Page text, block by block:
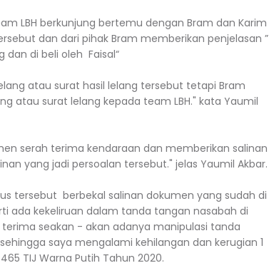
LBH berkunjung bertemu dengan Bram dan Karim
dan dari pihak Bram memberikan penjelasan ”
di beli oleh Faisal“
atau surat hasil lelang tersebut tetapi Bram
atau surat lelang kepada team LBH." kata Yaumil
serah terima kendaraan dan memberikan salinan
yang jadi persoalan tersebut." jelas Yaumil Akbar.
tersebut berbekal salinan dokumen yang sudah di
ada kekeliruan dalam tanda tangan nasabah di
seakan - akan adanya manipulasi tanda
saya mengalami kehilangan dan kerugian 1
TIJ Warna Putih Tahun 2020.